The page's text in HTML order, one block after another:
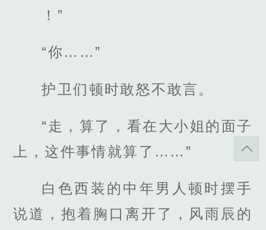
！”
“你……”
护卫们顿时敢怒不敢言。
“走，算了，看在大小姐的面子
上，这件事情就算了……”
白色西装的中年男人顿时摆手
说道，抱着胸口离开了，风雨辰的